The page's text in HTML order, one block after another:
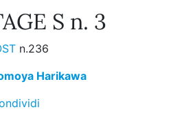
S n. 3
n.236
Harikawa